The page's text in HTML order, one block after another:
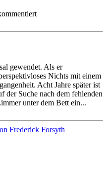
gewendet. Als er
Nichts mit einem
Acht Jahre später ist
der Suche nach dem fehlenden
unter dem Bett ein...